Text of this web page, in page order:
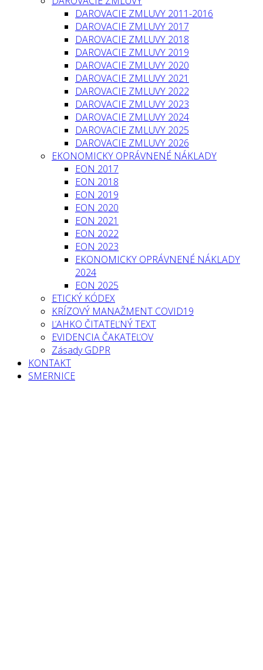
DAROVACIE ZMLUVY 2011-2016
DAROVACIE ZMLUVY 2017
DAROVACIE ZMLUVY 2018
DAROVACIE ZMLUVY 2019
DAROVACIE ZMLUVY 2020
DAROVACIE ZMLUVY 2021
DAROVACIE ZMLUVY 2022
DAROVACIE ZMLUVY 2023
DAROVACIE ZMLUVY 2024
DAROVACIE ZMLUVY 2025
DAROVACIE ZMLUVY 2026
EKONOMICKY OPRÁVNENÉ NÁKLADY
EON 2017
EON 2018
EON 2019
EON 2020
EON 2021
EON 2022
EON 2023
EKONOMICKY OPRÁVNENÉ NÁKLADY
2024
EON 2025
ETICKÝ KÓDEX
KRÍZOVÝ MANAŽMENT COVID19
ĽAHKO ČITATEĽNÝ TEXT
EVIDENCIA ČAKATEĽOV
Zásady GDPR
KONTAKT
SMERNICE